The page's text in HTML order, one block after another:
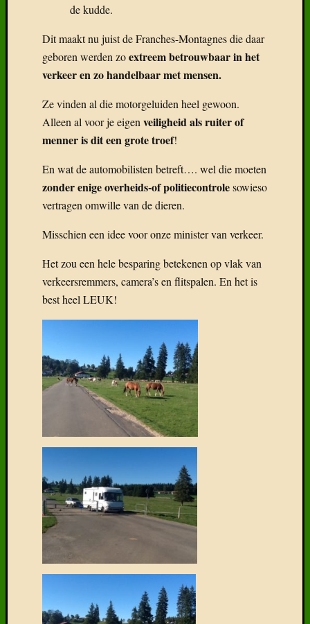
de kudde.
Dit maakt nu juist de Franches-Montagnes die daar
geboren werden zoextreem betrouwbaar in het
verkeer en zo handelbaar met mensen.
Ze vinden al die motorgeluiden heel gewoon.
Alleen al voor je eigen veiligheid als ruiter of
menner is dit een grote troef!
En wat de automobilisten betreft…. wel die moeten
zonder enige overheids-of politiecontrolesowieso
vertragen omwille van de dieren.
Misschien een idee voor onze minister van verkeer.
Het zou een hele besparing betekenen op vlak van
verkeersremmers, camera’s en flitspalen. En het is
best heel LEUK!